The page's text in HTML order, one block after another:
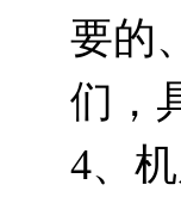
要的
们，
4、